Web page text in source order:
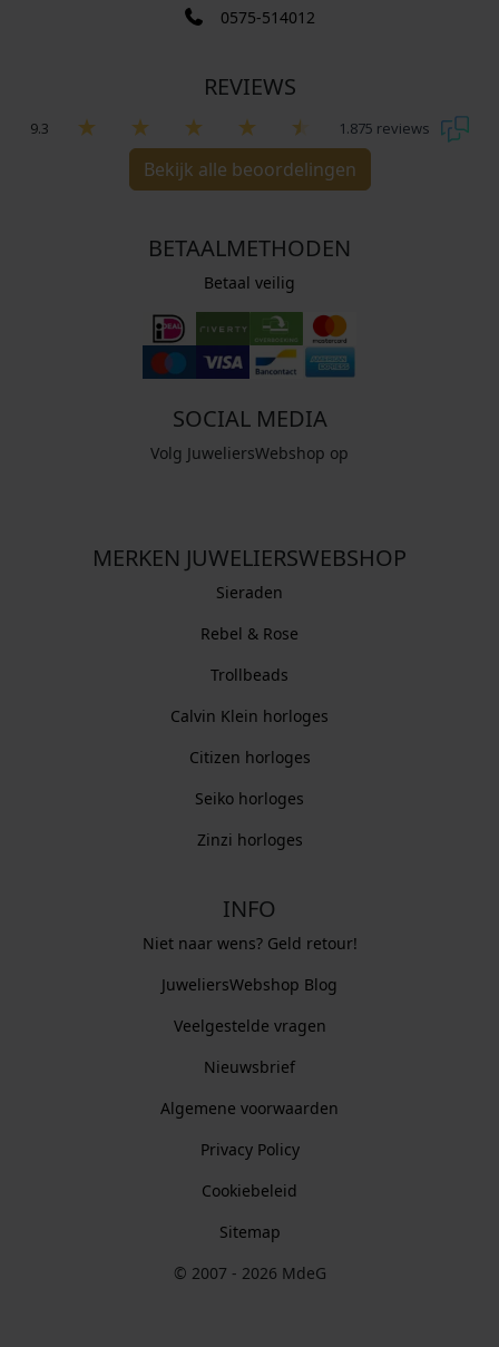
0575-514012
REVIEWS
9.3 1.875 reviews
Bekijk alle beoordelingen
BETAALMETHODEN
Betaal veilig
SOCIAL MEDIA
Volg JuweliersWebshop op
MERKEN JUWELIERSWEBSHOP
Sieraden
Rebel & Rose
Trollbeads
Calvin Klein horloges
Citizen horloges
Seiko horloges
Zinzi horloges
INFO
Niet naar wens? Geld retour!
JuweliersWebshop Blog
Veelgestelde vragen
Nieuwsbrief
Algemene voorwaarden
Privacy Policy
Cookiebeleid
Sitemap
© 2007 - 2026 MdeG